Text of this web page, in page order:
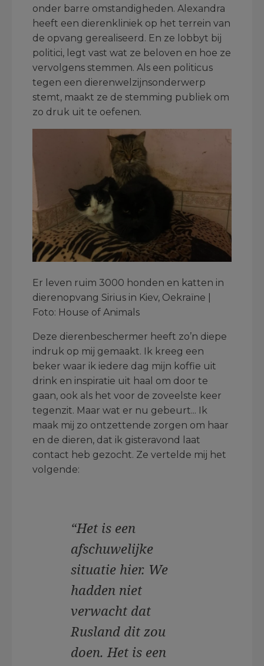
onder barre omstandigheden. Alexandra
heeft een dierenkliniek op het terrein van
de opvang gerealiseerd. En ze lobbyt bij
politici, legt vast wat ze beloven en hoe ze
vervolgens stemmen. Als een politicus
tegen een dierenwelzijnsonderwerp
stemt, maakt ze de stemming publiek om
zo druk uit te oefenen.
Er leven ruim 3000 honden en katten in
dierenopvang Sirius in Kiev, Oekraïne |
Foto: House of Animals
Deze dierenbeschermer heeft zo’n diepe
indruk op mij gemaakt. Ik kreeg een
beker waar ik iedere dag mijn koffie uit
drink en inspiratie uit haal om door te
gaan, ook als het voor de zoveelste keer
tegenzit. Maar wat er nu gebeurt... Ik
maak mij zo ontzettende zorgen om haar
en de dieren, dat ik gisteravond laat
contact heb gezocht. Ze vertelde mij het
volgende:
“Het is een
afschuwelijke
situatie hier. We
hadden niet
verwacht dat
Rusland dit zou
doen. Het is een